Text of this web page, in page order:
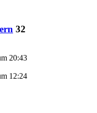
32
20:43
12:24